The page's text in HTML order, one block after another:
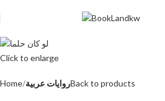
Click to enlarge
Home روايات عربيةBack to products